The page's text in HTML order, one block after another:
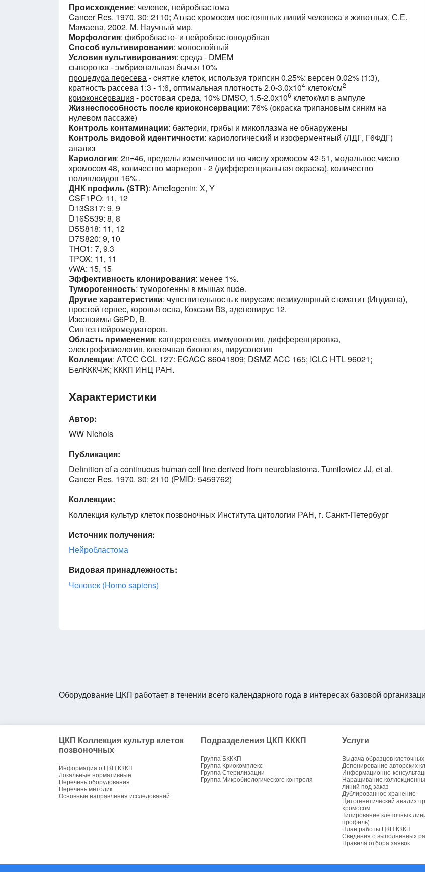
Происхождение: человек, нейробластома
Cancer Res. 1970. 30: 2110; Атлас хромосом постоянных линий человека и животных, С.Е.
Мамаева, 2002. М. Научный мир.
Морфология: фибробласто- и нейробластоподобная
Способ культивирования: монослойный
Условия культивирования: среда- DMEM
сыворотка- эмбриональная бычья 10%
процедура пересева- cнятие клеток, используя трипсин 0.25%: версен 0.02% (1:3),
кратность рассева 1:3 - 1:6, оптимальная плотность 2.0-3.0х104 клеток/см2
криоконсервация - ростовая среда, 10% DMSO, 1.5-2.0х106 клеток/мл в ампуле
Жизнеспособность после криоконсервации: 76% (окраска трипановым синим на
нулевом пассаже)
Контроль контаминации: бактерии, грибы и микоплазма не обнаружены
Контроль видовой идентичности: кариологический и изоферментный (ЛДГ, Г6ФДГ)
анализ
Кариология: 2n=46, пределы изменчивости по числу хромосом 42-51, модальное число
хромосом 48, количество маркеров - 2 (дифференциальная окраска), количество
полиплоидов 16% .
ДНК профиль (STR): Amelogenin: X, Y
CSF1PO: 11, 12
D13S317: 9, 9
D16S539: 8, 8
D5S818: 11, 12
D7S820: 9, 10
THO1: 7, 9.3
TPOX: 11, 11
vWA: 15, 15
Эффективность клонирования: менее 1%.
Туморогенность: туморогенны в мышах nude.
Другие характеристики: чувствительность к вирусам: везикулярный стоматит (Индиана),
простой герпес, коровья оспа, Коксаки В3, аденовирус 12.
Изоэнзимы G6PD, B.
Синтез нейромедиаторов.
Область применения: канцерогенез, иммунология, дифференцировка,
электрофизиология, клеточная биология, вирусология
Коллекции: АТСС CCL 127: ECACC 86041809; DSMZ ACC 165; ICLC HTL 96021;
БелКККЧЖ; КККП ИНЦ РАН.
Характеристики
Автор:
WW Nichols
Публикация:
Definition of a continuous human cell line derived from neuroblastoma. Tumilowicz JJ, et al.
Cancer Res. 1970. 30: 2110 (PMID: 5459762)
Коллекции:
Коллекция культур клеток позвоночных Института цитологии РАН, г. Санкт-Петербург
Источник получения:
Нейробластома
Видовая принадлежность:
Человек (Homo sapiens)
Оборудование ЦКП работает в течении всего календарного года в интересах базовой
ЦКП Коллекция культур клеток
позвоночных
Информация о ЦКП КККП
Локальные нормативные
Перечень оборудования
Перечень методик
Основные направления исследований
Подразделения ЦКП КККП
Группа БКККП
Группа Криокомплекс
Группа Стерилизации
Группа Микробиологического контроля
Услуги
Выдача образцов
Депонирование авторских
Информационно-
Наращивание
линий под заказ
Дублированное хранение
Цитогенетический анализ
хромосом
Типирование клеточных
профиль)
План работы ЦКП КККП
Сведения о выполненных
Правила отбора заявок